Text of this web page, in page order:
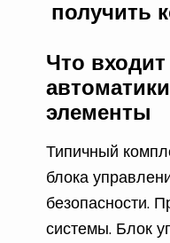
Что
элементы
Типичный
блока
безопасности.
системы. Блок